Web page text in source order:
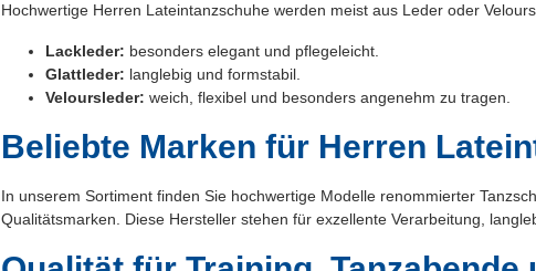
Hochwertige Herren Lateintanzschuhe werden meist aus Leder oder
Lackleder: besonders elegant und pflegeleicht.
Glattleder: langlebig und formstabil.
Veloursleder: weich, flexibel und besonders angenehm zu tragen.
Beliebte Marken für Herren
In unserem Sortiment finden Sie hochwertige Modelle renommierter
Qualitätsmarken. Diese Hersteller stehen für exzellente Verarbeitung,